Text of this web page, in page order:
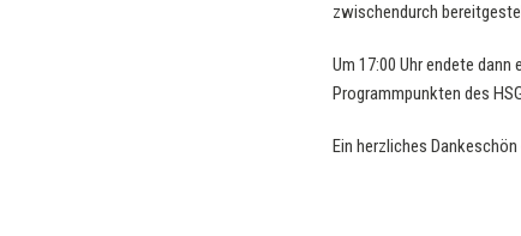
zwischendurch
Um 17:00 Uhr endete
Programmpunkten des
Ein herzliches